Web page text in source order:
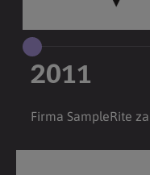
2011
Firma SampleRite